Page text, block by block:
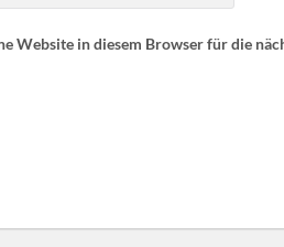
Website in diesem Browser für die